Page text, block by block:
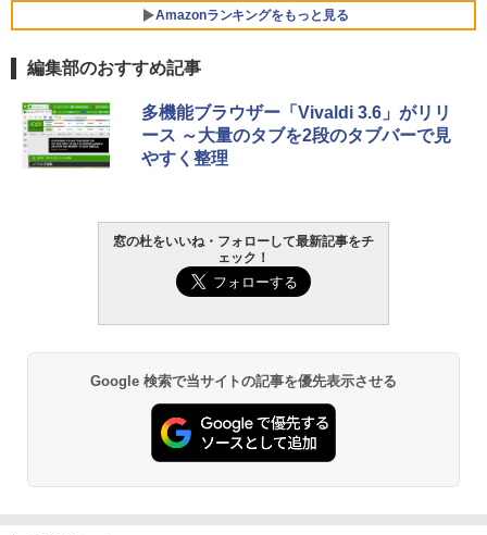
Core i5/16GB/SSD 512GB/ホワイト) FM
VWK3E15W_AZ
￥119,800
Amazonランキングをもっと見る
生成AIパスポート公式テキスト 第４版
￥1,766
AIイラスト表現辞典: 思い通りの絵を引き
出す プロンプトの言葉 AI画像生成シリー
ズ (はぴーイラストLabo)
ClaudeCode いちばんやさしい 教科書:
非エンジニア 初心者 素人 でも安心 使い
方 マニュアル AI副業にもコンテンツ作成
にもKindle出版にも！ 非エンジニアのた
めのAIコーディング入門シリーズ
Amazon Kindle Paperwhite (16GB) 7イ
ンチディスプレイ、色調調節ライト、12
週間持続バッテリー、広告なし、ブラッ
ク
Amazon Kindle - 目に優しい、かさばら
ない、大きな画面で読みやすい、6週間持
続バッテリー、6インチディスプレイ電子
￥19,980
Kindle Paperwhite シグニチャーエディ
ション (32GB) 7インチディスプレイ、明
編集部のおすすめ記事
多機能ブラウザー「Vivaldi 3.6」がリリ
ース ～大量のタブを2段のタブバーで見
やすく整理
窓の杜をいいね・フォローして最新記事をチ
ェック！
Google 検索で当サイトの記事を優先表示させる